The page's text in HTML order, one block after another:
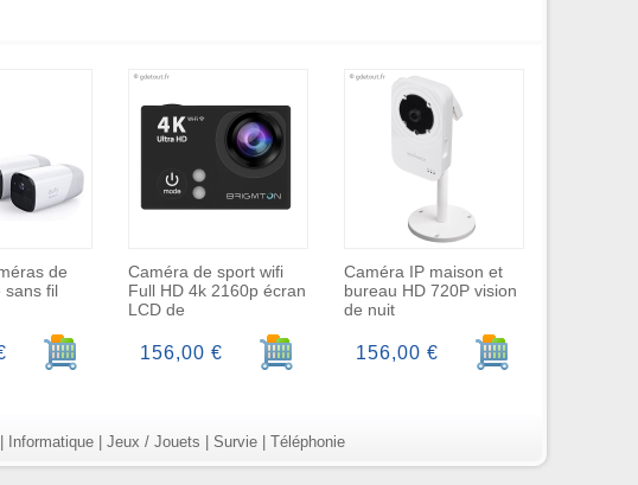
de
sans fil
Ajouter au panier
Caméra de sport wifi
Full HD 4k 2160p écran
LCD de
Ajouter au panier
156,00 €
Caméra IP maison et
bureau HD 720P vision
de nuit
Ajouter au panier
156,00 €
Informatique| Jeux / Jouets Survie| Téléphonie